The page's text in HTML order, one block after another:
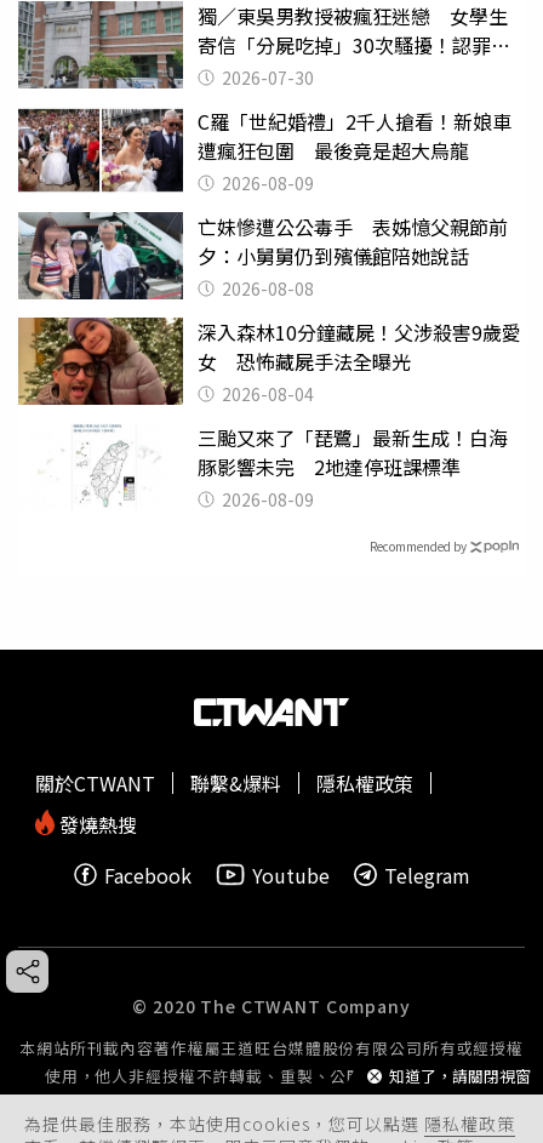
獨／東吳男教授被瘋狂迷戀 女學生
寄信「分屍吃掉」30次騷擾！認罪免
關 2026-07-30
C羅「世紀婚禮」2千人搶看！新娘車
遭瘋狂包圍 最後竟是超大烏龍
2026-08-09
亡妹慘遭公公毒手 表姊憶父親節前
夕：小舅舅仍到殯儀館陪她說話
2026-08-08
深入森林10分鐘藏屍！父涉殺害9歲愛
女 恐怖藏屍手法全曝光
2026-08-04
三颱又來了「琵鷺」最新生成！白海
豚影響未完 2地達停班課標準
2026-08-09
Recommended by
為提供最佳服務，本站使用cookies，您可以點選 隱私權政策
知道了，請關閉視窗
關於CTWANT 聯繫&爆料
隱私權政策
發燒熱搜
Facebook
Youtube Telegram
© 2020 The CTWANT Company
本網站所刊載內容著作權屬王道旺台媒體股份有限公司所有或經授權
使用，他人非經授權不許轉載、重製、公開播送或公開傳輸。